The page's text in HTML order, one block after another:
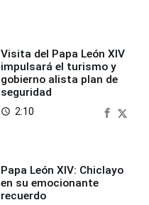
Visita del Papa León XIV
impulsará el turismo y
gobierno alista plan de
seguridad
access_time 2:10
Papa León XIV: Chiclayo
en su emocionante
recuerdo